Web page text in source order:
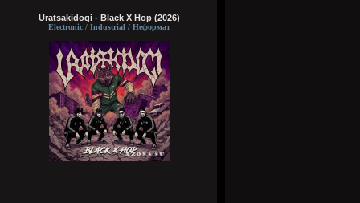
Uratsakidogi - Black X Hop (2026)
Electronic / Industrial / Неформат